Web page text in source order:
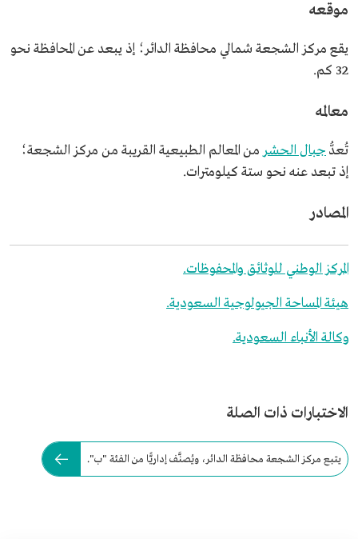
موقعه
يقع مركز الشجعة شمالي محافظة الدائر؛ إذ يبعد عن المحافظة نحو
32 كم.
معالمه
تُعدُّ جبال الحشر من المعالم الطبيعية القريبة من مركز الشجعة؛
إذ تبعد عنه نحو ستة كيلومترات.
المصادر
المركز الوطني للوثائق والمحفوظات.
هيئة المساحة الجيولوجية السعودية.
وكالة الأنباء السعودية.
الاختبارات ذات الصلة
يتبع مركز الشجعة محافظة الدائر، ويُصنَّف إداريًّا من الفئة "ب".